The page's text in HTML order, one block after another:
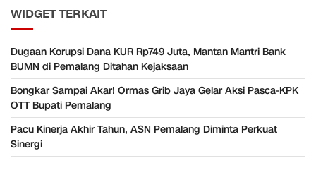
WIDGET TERKAIT
Dugaan Korupsi Dana KUR Rp749 Juta, Mantan Mantri Bank
BUMN di Pemalang Ditahan Kejaksaan
Bongkar Sampai Akar! Ormas Grib Jaya Gelar Aksi Pasca-KPK
OTT Bupati Pemalang
Pacu Kinerja Akhir Tahun, ASN Pemalang Diminta Perkuat
Sinergi